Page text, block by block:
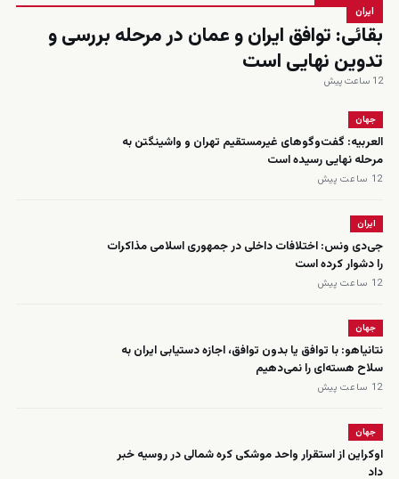
ایران
بقائی: توافق ایران و عمان در مرحله بررسی و
تدوین نهایی است
12 ساعت پیش
جهان
العربیه: گفت‌وگوهای غیرمستقیم تهران و واشینگتن به
مرحله نهایی رسیده است
12 ساعت پیش
ایران
جی‌دی ونس: اختلافات داخلی در جمهوری اسلامی مذاکرات
را دشوار کرده است
12 ساعت پیش
جهان
نتانیاهو: با توافق یا بدون توافق، اجازه دستیابی ایران به
سلاح هسته‌ای را نمی‌دهیم
12 ساعت پیش
جهان
اوکراین از استقرار واحد موشکی کره شمالی در روسیه خبر
داد